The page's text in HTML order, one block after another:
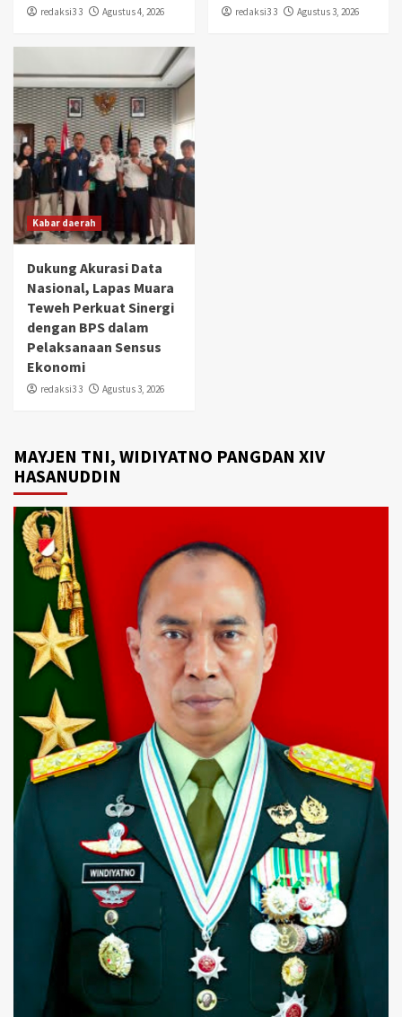
redaksi3 3 Agustus 4, 2026 redaksi3 3 Agustus 3, 2026
Kabar daerah
Dukung Akurasi Data
Nasional, Lapas Muara
Teweh Perkuat Sinergi
dengan BPS dalam
Pelaksanaan Sensus
Ekonomi
redaksi3 3 Agustus 3, 2026
MAYJEN TNI, WIDIYATNO PANGDAN XIV
HASANUDDIN